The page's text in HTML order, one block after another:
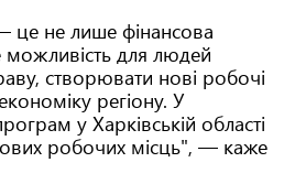
це не лише фінансова
можливість для людей
створювати нові робочі
регіону. У
у Харківській області
робочих місць", — каже